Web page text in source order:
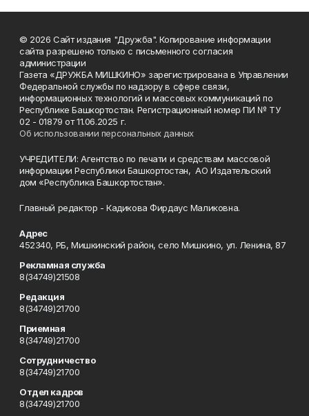
© 2026 Сайт издания "Дружба". Копирование информации
сайта разрешено только с письменного согласия
администрации
Газета «ДРУЖБА МИШКИНО» зарегистрирована в Управлении
Федеральной службы по надзору в сфере связи,
информационных технологий и массовых коммуникаций по
Республике Башкортостан. Регистрационный номер ПИ № ТУ
02 - 01879 от 11.06.2025 г.
Об использовании персональных данных
УЧРЕДИТЕЛИ: Агентство по печати и средствам массовой
информации Республики Башкортостан, АО Издательский
дом «Республика Башкортостан».
Главный редактор - Кадикова Фирдаус Маликовна.
Адрес
452340, РБ, Мишкинский район, село Мишкино, ул. Ленина, 87
Рекламная служба
8(34749)21508
Редакция
8(34749)21700
Приемная
8(34749)21700
Сотрудничество
8(34749)21700
Отдел кадров
8(34749)21700